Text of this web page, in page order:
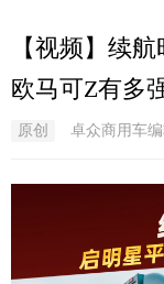
【视频】续
欧马可Z有多
原创 卓众商用车